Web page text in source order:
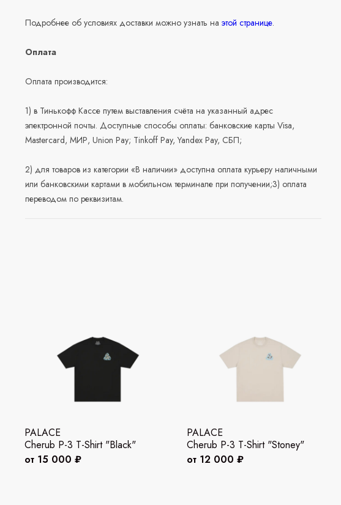
Подробнее об условиях доставки можно узнать наэтой странице.
Оплата
Оплата производится:
1) в Тинькофф Кассе путем выставления счёта на указанный адрес
электронной почты. Доступные способы оплаты: банковские карты Visa,
Mastercard, МИР, Union Pay; Tinkoff Pay, Yandex Pay, СБП;
2) для товаров из категории «В наличии» доступна оплата курьеру наличными
или банковскими картами в мобильном терминале при получении;3) оплата
переводом по реквизитам.
PALACE
Cherub P-3 T-Shirt "Black"
от 15 000 ₽
PALACE
Cherub P-3 T-Shirt "Stoney"
от 12 000 ₽